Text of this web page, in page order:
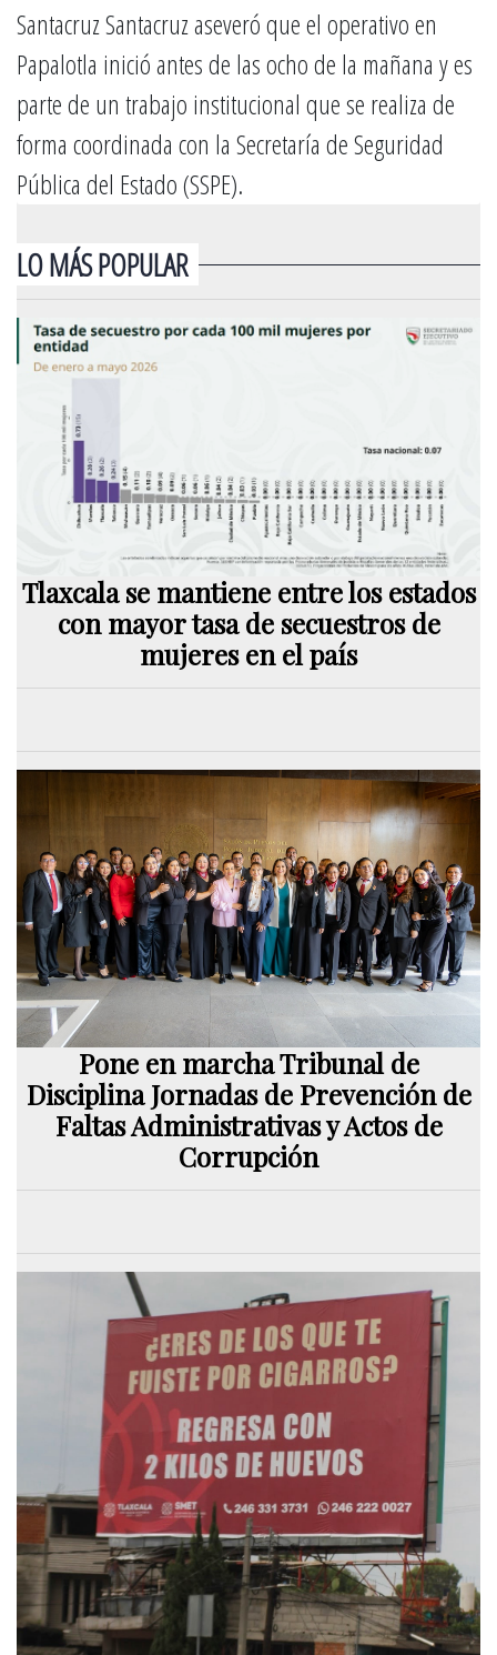
Santacruz Santacruz aseveró que el operativo en
Papalotla inició antes de las ocho de la mañana y es
parte de un trabajo institucional que se realiza de
forma coordinada con la Secretaría de Seguridad
Pública del Estado (SSPE).
LO MÁS POPULAR
Tlaxcala se mantiene entre los estados
con mayor tasa de secuestros de
mujeres en el país
Pone en marcha Tribunal de
Disciplina Jornadas de Prevención de
Faltas Administrativas y Actos de
Corrupción